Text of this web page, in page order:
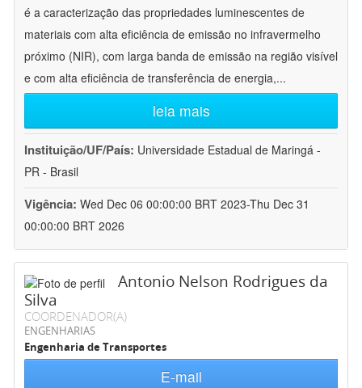
é a caracterização das propriedades luminescentes de
materiais com alta eficiência de emissão no infravermelho
próximo (NIR), com larga banda de emissão na região visível
e com alta eficiência de transferência de energia,...
leia mais
Instituição/UF/País: Universidade Estadual de Maringá -
PR - Brasil
Vigência: Wed Dec 06 00:00:00 BRT 2023-Thu Dec 31
00:00:00 BRT 2026
Antonio Nelson Rodrigues da
Silva
COORDENADOR(A)
ENGENHARIAS
Engenharia de Transportes
E-mail